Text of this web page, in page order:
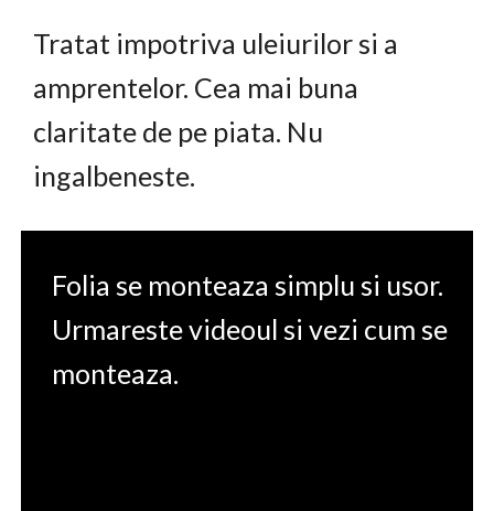
Tratat impotriva uleiurilor si a
amprentelor. Cea mai buna
claritate de pe piata. Nu
ingalbeneste.
Folia se monteaza simplu si usor.
Urmareste videoul si vezi cum se
monteaza.